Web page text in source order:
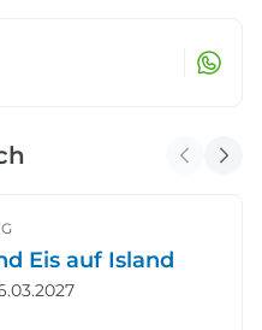
Eis auf Island